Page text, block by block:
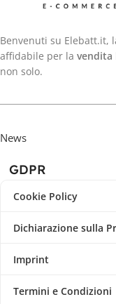
Benvenuti su Elebatt.it,
affidabile per la vendita
non solo.
News
GDPR
Cookie Policy
Dichiarazione sulla
Imprint
Termini e Condizioni